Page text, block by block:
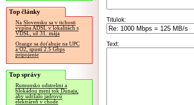
Top články
Na Slovensku sa v tichosti
vypína ADSL v lokalitách s
VDSL, už 31. mája
Orange sa doťahuje na UPC
a O2, spustí 2.5 Gbps
pripojenie
Top správy
Rumunsko odstrelmi a
blokádou mení tok Dunaja,
aby udržalo jadrovú
elektráreň v chode
Titulok:
Text: